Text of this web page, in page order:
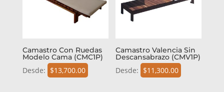
Camastro Con Ruedas
Modelo Cama (CMC1P)
Desde: $13,700.00
Camastro Valencia Sin
Descansabrazo (CMV1P)
Desde: $11,300.00